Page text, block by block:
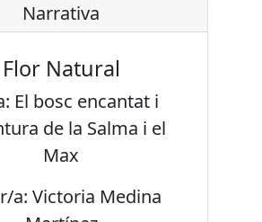
Narrativa
Flor Natural
El bosc encantat i
de la Salma i el
Max
a: Victoria Medina